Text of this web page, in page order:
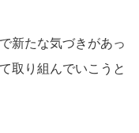
新たな気づきがあっ
取り組んでいこうと